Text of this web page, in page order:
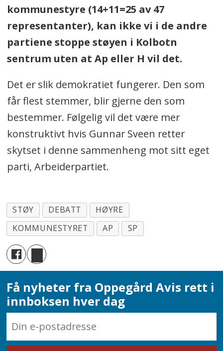
kommunestyre (14+11=25 av 47
representanter), kan ikke vi i de andre
partiene stoppe støyen i Kolbotn
sentrum uten at Ap eller H vil det.
Det er slik demokratiet fungerer. Den som
får flest stemmer, blir gjerne den som
bestemmer. Følgelig vil det være mer
konstruktivt hvis Gunnar Sveen retter
skytset i denne sammenheng mot sitt eget
parti, Arbeiderpartiet.
STØY DEBATT
HØYRE
KOMMUNESTYRET
AP SP
Få nyheter fra Oppegård Avis rett i
innboksen hver dag